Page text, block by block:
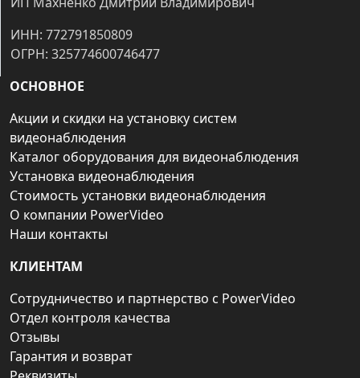
ИНН: 772791850809
ОГРН: 325774600746477
ОСНОВНОЕ
Акции и скидки на установку систем
видеонаблюдения
Каталог оборудования для видеонаблюдения
Установка видеонаблюдения
Стоимость установки видеонаблюдения
О компании PowerVideo
Наши контакты
КЛИЕНТАМ
Сотрудничество и партнерство с PowerVideo
Отдел контроля качества
Отзывы
Гарантия и возврат